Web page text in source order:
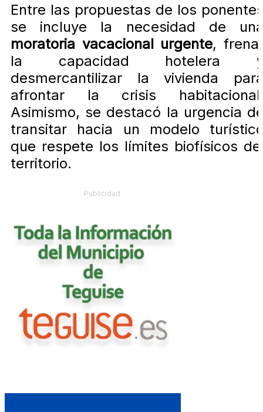
Entre las propuestas de los
se incluye la necesidad de
moratoria vacacional urgente,
la capacidad hotelera
desmercantilizar la vivienda
afrontar la crisis
Asimismo, se destacó la urgencia
transitar hacia un modelo
que respete los límites biofísicos
territorio.
Publicidad